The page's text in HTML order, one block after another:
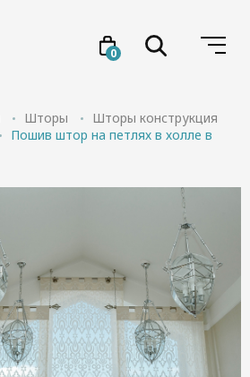
0
Услуги
Проекты
О нас
Отзывы
Шторы
Шторы конструкция
Пошив штор на петлях в холле в